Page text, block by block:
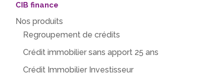
CIB finance
Nos produits
Regroupement de crédits
Crédit immobilier sans apport 25 ans
Crédit Immobilier Investisseur